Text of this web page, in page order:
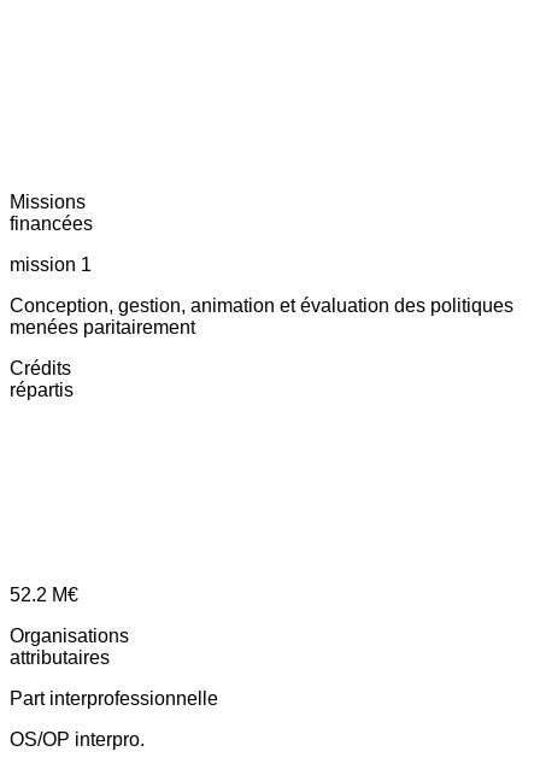
Missions
financées
mission 1
Conception, gestion, animation et évaluation des politiques
menées paritairement
Crédits
répartis
52.2 M€
Organisations
attributaires
Part interprofessionnelle
OS/OP interpro.